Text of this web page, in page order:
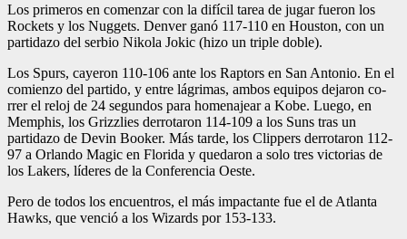
Los primeros en comenzar con la difícil tarea de ju­gar fueron los
Roc­kets y los Nuggets. Denver ganó 117-110 en Houston, con un
partidazo del serbio Nikola Jokic (hizo un triple doble).
Los Spurs, cayeron 110-106 ante los Raptors en San An­tonio. En el
comienzo del partido, y entre lágrimas, ambos equipos dejaron co­
rrer el reloj de 24 segundos para homenajear a Kobe. Luego, en
Memphis, los Grizzlies derrotaron 114-109 a los Suns tras un
partidazo de Devin Booker. Más tarde, los Clippers derrotaron 112-
97 a Orlando Magic en Flo­rida y quedaron a solo tres victorias de
los Lakers, líde­res de la Conferencia Oeste.
Pero de todos los encuen­tros, el más impactante fue el de Atlanta
Hawks, que venció a los Wizards por 153-133.